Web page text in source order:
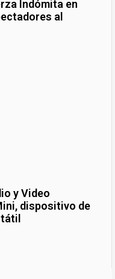
Indómita en
al
y Video
dispositivo de